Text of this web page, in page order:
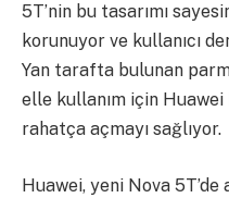
5T’nin bu tasarımı
korunuyor ve kullanıcı
Yan tarafta bulunan
elle kullanım için Huawei
rahatça açmayı sağlıyor.
Huawei, yeni Nova 5T’de